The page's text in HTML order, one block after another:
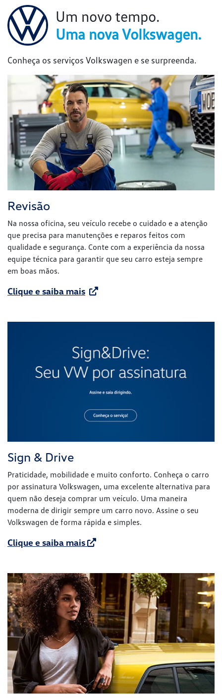
Um novo tempo.
Uma nova Volkswagen.
Conheça os serviços Volkswagen e se surpreenda.
Revisão
Na nossa oficina, seu veículo recebe o cuidado e a atenção
que precisa para manutenções e reparos feitos com
qualidade e segurança. Conte com a experiência da nossa
equipe técnica para garantir que seu carro esteja sempre
em boas mãos.
Clique e saiba mais
Sign & Drive
Praticidade, mobilidade e muito conforto. Conheça o carro
por assinatura Volkswagen, uma excelente alternativa para
quem não deseja comprar um veículo. Uma maneira
moderna de dirigir sempre um carro novo. Assine o seu
Volkswagen de forma rápida e simples.
Clique e saiba mais